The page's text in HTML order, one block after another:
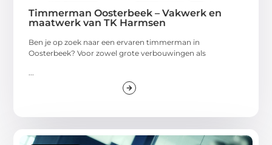
Timmerman Oosterbeek – Vakwerk en
maatwerk van TK Harmsen
Ben je op zoek naar een ervaren timmerman in
Oosterbeek? Voor zowel grote verbouwingen als
...